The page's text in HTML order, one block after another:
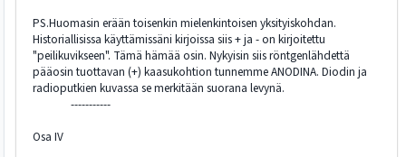
PS.Huomasin erään toisenkin mielenkintoisen yksityiskohdan.
Historiallisissa käyttämissäni kirjoissa siis + ja - on kirjoitettu
"peilikuvikseen". Tämä hämää osin. Nykyisin siis röntgenlähdettä
pääosin tuottavan (+) kaasukohtion tunnemme ANODINA. Diodin ja
radioputkien kuvassa se merkitään suorana levynä.
-----------
Osa IV